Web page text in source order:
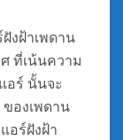
งฝ้าเพดาน
ที่เน้นความ
อร์ นั้นจะ
องเพดาน
อร์ฝังฝ้า